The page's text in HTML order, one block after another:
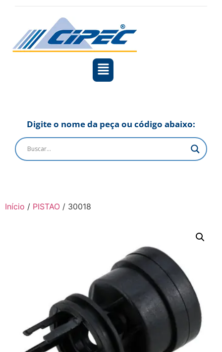
Digite o nome da peça ou código abaixo:
Início / PISTAO / 30018